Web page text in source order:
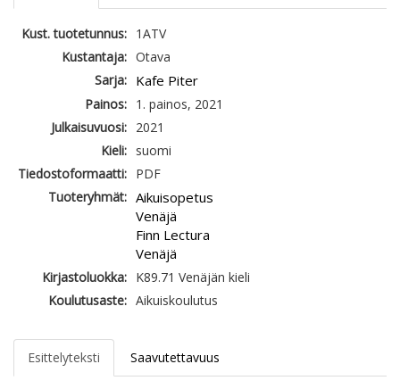
Kust. tuotetunnus: 1ATV
Kustantaja: Otava
Sarja: Kafe Piter
Painos: 1. painos, 2021
Julkaisuvuosi: 2021
Kieli: suomi
Tiedostoformaatti: PDF
Tuoteryhmät: Aikuisopetus
Venäjä
Finn Lectura
Venäjä
Kirjastoluokka: K89.71 Venäjän kieli
Koulutusaste: Aikuiskoulutus
Esittelyteksti Saavutettavuus